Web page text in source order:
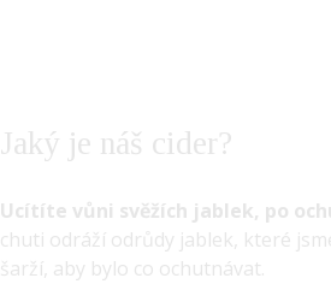
Jaký je náš cider?
Ucítíte vůni svěžích jablek, po
chuti odráží odrůdy jablek, které
šarží, aby bylo co ochutnávat.